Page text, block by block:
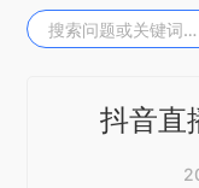
抖音直